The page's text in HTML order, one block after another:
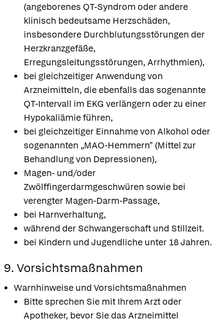
(angeborenes QT-Syndrom oder andere
klinisch bedeutsame Herzschäden,
insbesondere Durchblutungsstörungen der
Herzkranzgefäße,
Erregungsleitungsstörungen, Arrhythmien),
bei gleichzeitiger Anwendung von
Arzneimitteln, die ebenfalls das sogenannte
QT-Intervall im EKG verlängern oder zu einer
Hypokaliämie führen,
bei gleichzeitiger Einnahme von Alkohol oder
sogenannten „MAO-Hemmern" (Mittel zur
Behandlung von Depressionen),
Magen- und/oder
Zwölffingerdarmgeschwüren sowie bei
verengter Magen-Darm-Passage,
bei Harnverhaltung,
während der Schwangerschaft und Stillzeit.
bei Kindern und Jugendliche unter 18 Jahren.
9. Vorsichtsmaßnahmen
Warnhinweise und Vorsichtsmaßnahmen
Bitte sprechen Sie mit Ihrem Arzt oder
Apotheker, bevor Sie das Arzneimittel